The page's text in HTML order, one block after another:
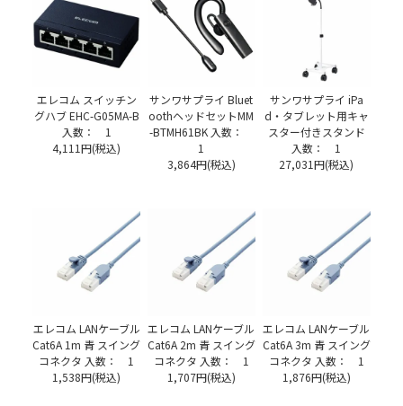
エレコム スイッチン
グハブ EHC-G05MA-B
入数： 1
4,111円(税込)
サンワサプライ Bluet
oothヘッドセットMM
-BTMH61BK 入数：
1
3,864円(税込)
サンワサプライ iPa
d・タブレット用キャ
スター付きスタンド
入数： 1
27,031円(税込)
エレコム LANケーブル
Cat6A 1m 青 スイング
コネクタ 入数： 1
1,538円(税込)
エレコム LANケーブル
Cat6A 2m 青 スイング
コネクタ 入数： 1
1,707円(税込)
エレコム LANケーブル
Cat6A 3m 青 スイング
コネクタ 入数： 1
1,876円(税込)